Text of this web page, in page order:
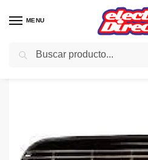
MENU
Inicio Climatización / Calefactores